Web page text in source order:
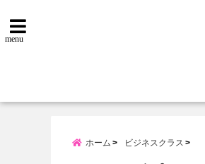
menu
ホーム ビジネスクラス